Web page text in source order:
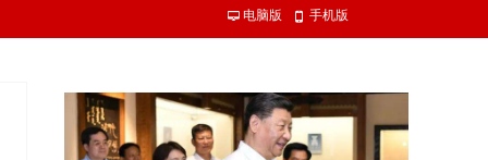
넡 电脑版 넓 手机版